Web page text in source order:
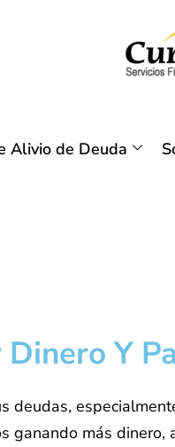
Alivio de Deuda
Y
más